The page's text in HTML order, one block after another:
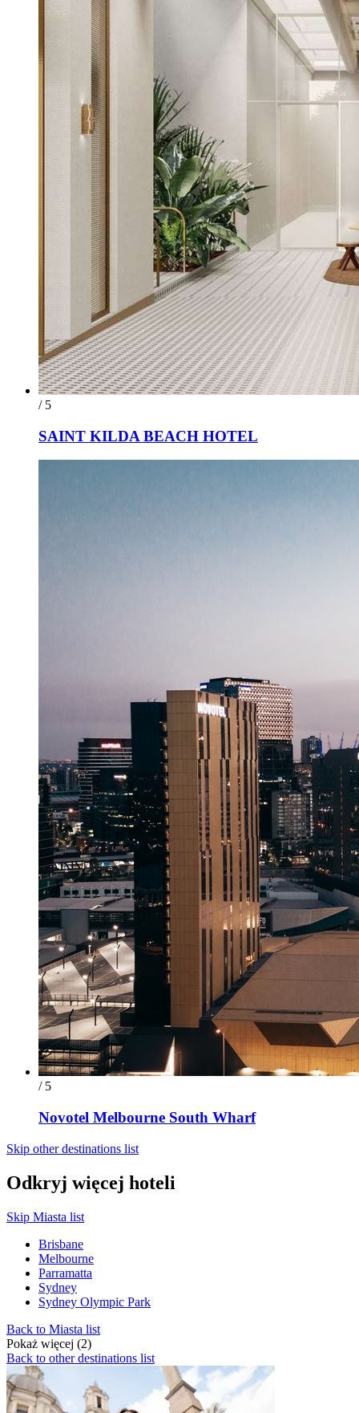
/ 5
SAINT KILDA BEACH HOTEL
/ 5
Novotel Melbourne South Wharf
Skip other destinations list
Odkryj więcej hoteli
Skip Miasta list
Brisbane
Melbourne
Parramatta
Sydney
Sydney Olympic Park
Back to Miasta list
Pokaż więcej (2)
Back to other destinations list